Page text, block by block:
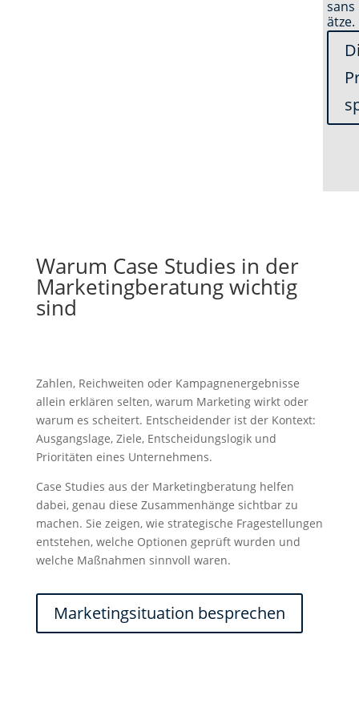
sans
ätze.
Warum Case Studies in der
Marketingberatung wichtig
sind
Zahlen, Reichweiten oder Kampagnenergebnisse
allein erklären selten, warum Marketing wirkt oder
warum es scheitert. Entscheidender ist der Kontext:
Ausgangslage, Ziele, Entscheidungslogik und
Prioritäten eines Unternehmens.
Case Studies aus der Marketingberatung helfen
dabei, genau diese Zusammenhänge sichtbar zu
machen. Sie zeigen, wie strategische Fragestellungen
entstehen, welche Optionen geprüft wurden und
welche Maßnahmen sinnvoll waren.
Marketingsituation besprechen